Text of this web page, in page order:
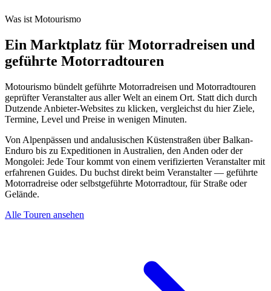
Was ist Motourismo
Ein Marktplatz für Motorradreisen und
geführte Motorradtouren
Motourismo bündelt geführte Motorradreisen und Motorradtouren
geprüfter Veranstalter aus aller Welt an einem Ort. Statt dich durch
Dutzende Anbieter-Websites zu klicken, vergleichst du hier Ziele,
Termine, Level und Preise in wenigen Minuten.
Von Alpenpässen und andalusischen Küstenstraßen über Balkan-
Enduro bis zu Expeditionen in Australien, den Anden oder der
Mongolei: Jede Tour kommt von einem verifizierten Veranstalter mit
erfahrenen Guides. Du buchst direkt beim Veranstalter — geführte
Motorradreise oder selbstgeführte Motorradtour, für Straße oder
Gelände.
Alle Touren ansehen